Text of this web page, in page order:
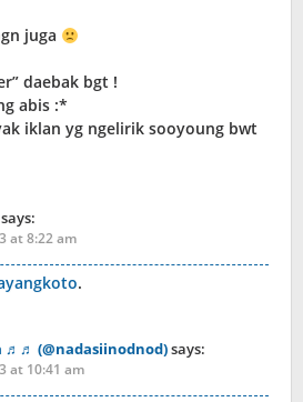
juga
daebak bgt !
abis :*
iklan yg ngelirik sooyoung bwt
says:
at 8:22 am
.
♬♬ (@nadasiinodnod)says:
at 10:41 am